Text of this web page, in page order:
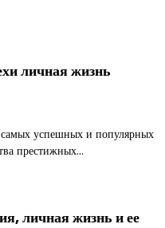
личная жизнь
успешных и популярных
престижных…
личная жизнь и ее